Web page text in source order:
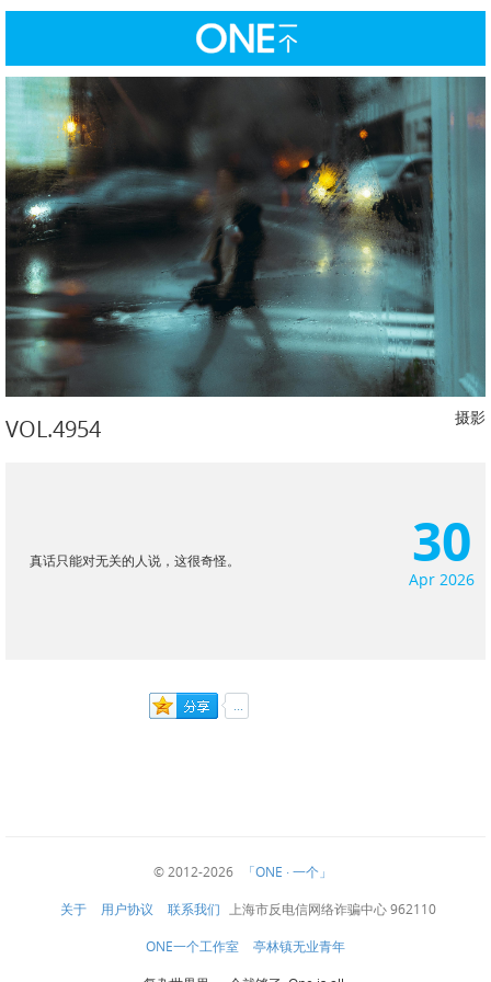
VOL.4954 摄影
真话只能对无关的人说，这很奇怪。 30
Apr 2026
© 2012-2026 「ONE · 一个」
关于 用户协议 联系我们 上海市反电信网络诈骗中心 962110
ONE一个工作室 亭林镇无业青年